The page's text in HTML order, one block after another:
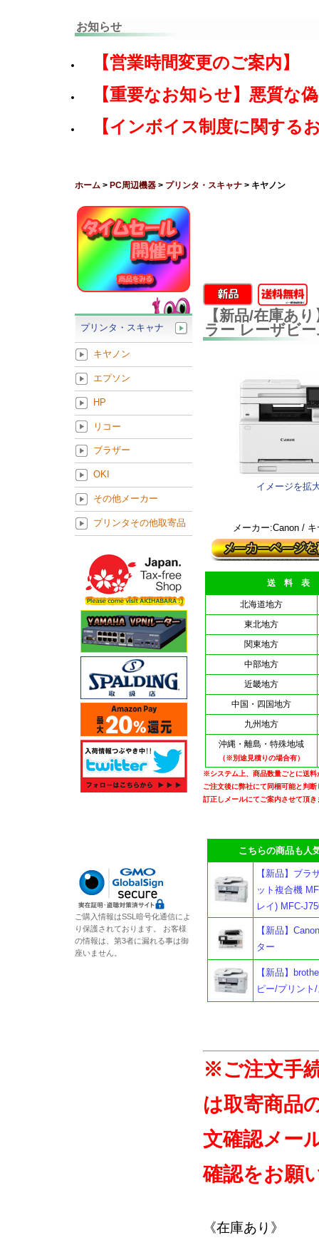
お知らせ
【営業時間変更のご案内】
【重要なお知らせ】悪質な
【インボイス制度に関する
ホーム > PC周辺機器 > プリンタ・スキャナ > キヤノン
【新品/在庫あ
ラー レーザビ
イメージを拡
メーカー:Canon /
送 料 表
北海道地方
東北地方
関東地方
中部地方
近畿地方
中国・四国地方
九州地方
沖縄・離島・特殊地域
（※別途見積りの場合有）
※システム上、商品数量ごとに送料
ご注文後に弊社にて同梱可能と判
訂正しメールにてご案内させて頂き
こちらの商品も人気
【新品】ブ
ット複合機
レイ) MFC-
【新品】
ター
【新品】
ピー/プリント
※ご注文手
は取寄商品
文確認メー
確認をお願
《在庫あり》
プリンタ・スキャナ
キヤノン
エプソン
HP
リコー
ブラザー
OKI
その他メーカー
プリンタその他取寄品
ご購入情報はSSL暗号化通信によ
り保護されております。 お客様
の情報は、第3者に漏れる事は御
座いません。